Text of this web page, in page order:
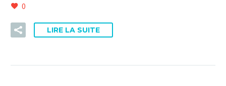
0
LIRE LA SUITE